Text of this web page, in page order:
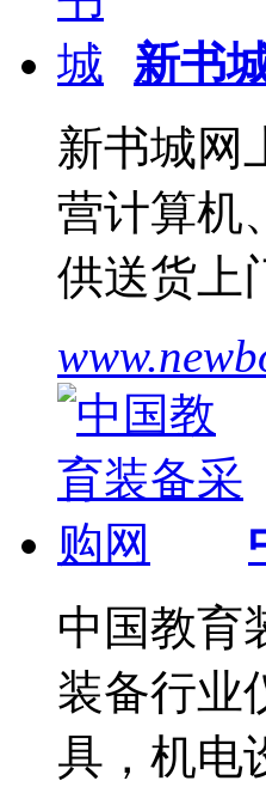
新书
新书城网
营计算机
供送货上
中国教育
装备行业
具，机电